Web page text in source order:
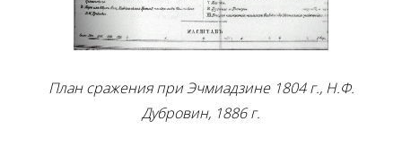
План сражения при Эчмиадзине 1804 г., Н.Ф.
Дубровин, 1886 г.